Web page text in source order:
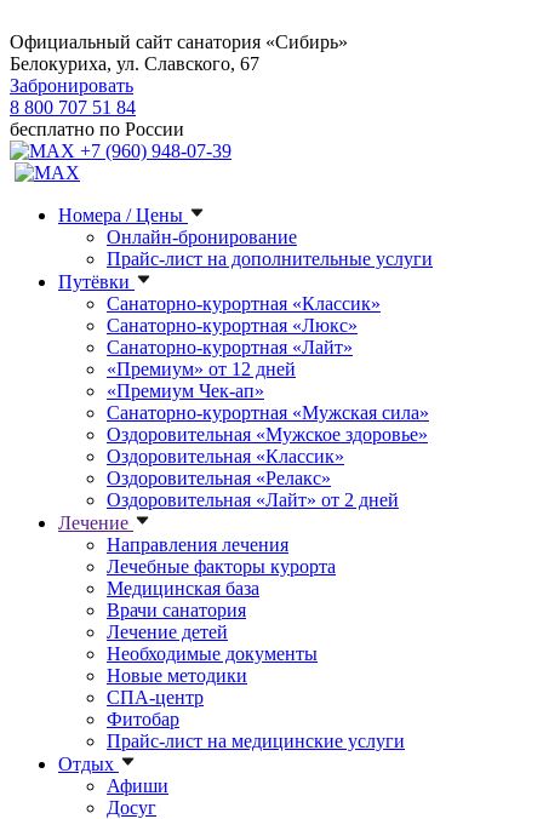
Официальный сайт санатория «Сибирь»
Белокуриха, ул. Славского, 67
Забронировать
8 800 707 51 84
бесплатно по России
+7 (960) 948-07-39
Номера / Цены
Онлайн-бронирование
Прайс-лист на дополнительные услуги
Путёвки
Санаторно-курортная «Классик»
Санаторно-курортная «Люкс»
Санаторно-курортная «Лайт»
«Премиум» от 12 дней
«Премиум Чек-ап»
Санаторно-курортная «Мужская сила»
Оздоровительная «Мужское здоровье»
Оздоровительная «Классик»
Оздоровительная «Релакс»
Оздоровительная «Лайт» от 2 дней
Лечение
Направления лечения
Лечебные факторы курорта
Медицинская база
Врачи санатория
Лечение детей
Необходимые документы
Новые методики
СПА-центр
Фитобар
Прайс-лист на медицинские услуги
Отдых
Афиши
Досуг